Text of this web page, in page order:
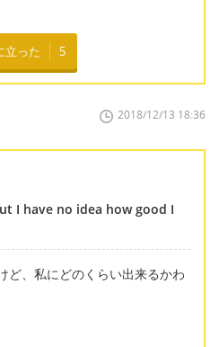
立った 5
2018/12/13 18:36
I have no idea how good I
ど、私にどのくらい出来るかわ